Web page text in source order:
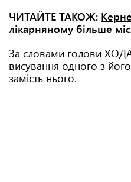
ЧИТАЙТЕ ТАКОЖ:
лікарняному більше
За словами голови
висування одного з
замість нього.